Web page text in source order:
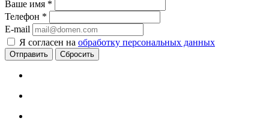
Ваше имя *
Телефон *
E-mail
Я согласен на обработку персональных данных
Сбросить